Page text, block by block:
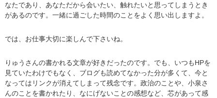
なたであり、あなただから会いたい、触れたいと思ってしまうとき
があるのです。一緒に過ごした時間のことをよく思い出しますよ。
では、お仕事大切に楽しんで下さいね。
りゅうさんの書かれる文章が好きだったのです。でも、いつもHPを
見ていたわけでもなく、ブログも読めてなかった分が多くて、今と
なってはリンクが消えてしまって残念です。政治のことや、小泉さ
んのことを書かれたり、なにげないことの感想など、芯があって感